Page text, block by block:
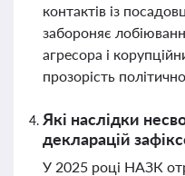
контактів із
забороняє
агресора і
прозорість
Які наслідки
декларацій
У 2025 році НАЗК